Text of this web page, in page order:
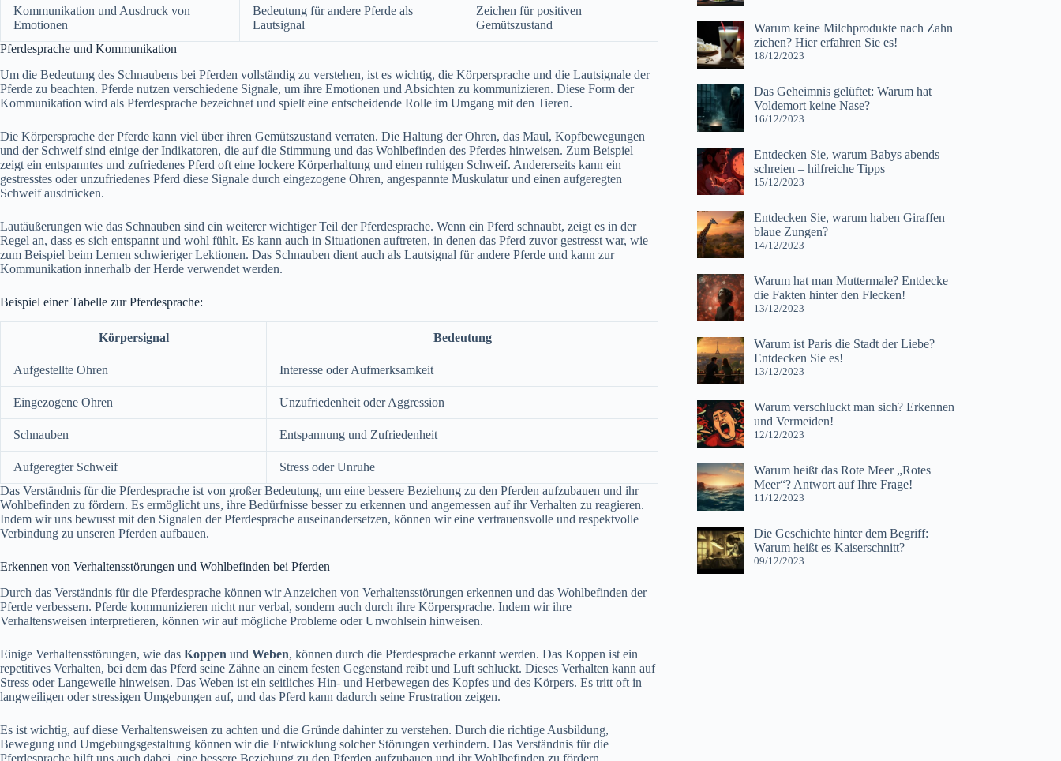
Kommunikation und Ausdruck von
Emotionen
Bedeutung für andere Pferde als
Lautsignal
Zeichen für positiven
Gemütszustand
Pferdesprache und Kommunikation
Um die Bedeutung des Schnaubens bei Pferden vollständig zu verstehen, ist es wichtig, die Körpersprache und die Lautsignale der
Pferde zu beachten. Pferde nutzen verschiedene Signale, um ihre Emotionen und Absichten zu kommunizieren. Diese Form der
Kommunikation wird als Pferdesprache bezeichnet und spielt eine entscheidende Rolle im Umgang mit den Tieren.
Die Körpersprache der Pferde kann viel über ihren Gemütszustand verraten. Die Haltung der Ohren, das Maul, Kopfbewegungen
und der Schweif sind einige der Indikatoren, die auf die Stimmung und das Wohlbefinden des Pferdes hinweisen. Zum Beispiel
zeigt ein entspanntes und zufriedenes Pferd oft eine lockere Körperhaltung und einen ruhigen Schweif. Andererseits kann ein
gestresstes oder unzufriedenes Pferd diese Signale durch eingezogene Ohren, angespannte Muskulatur und einen aufgeregten
Schweif ausdrücken.
Lautäußerungen wie das Schnauben sind ein weiterer wichtiger Teil der Pferdesprache. Wenn ein Pferd schnaubt, zeigt es in der
Regel an, dass es sich entspannt und wohl fühlt. Es kann auch in Situationen auftreten, in denen das Pferd zuvor gestresst war, wie
zum Beispiel beim Lernen schwieriger Lektionen. Das Schnauben dient auch als Lautsignal für andere Pferde und kann zur
Kommunikation innerhalb der Herde verwendet werden.
Beispiel einer Tabelle zur Pferdesprache:
Körpersignal Bedeutung
Aufgestellte Ohren Interesse oder Aufmerksamkeit
Eingezogene Ohren Unzufriedenheit oder Aggression
Schnauben Entspannung und Zufriedenheit
Aufgeregter Schweif
Stress oder Unruhe
Das Verständnis für die Pferdesprache ist von großer Bedeutung, um eine bessere Beziehung zu den Pferden aufzubauen und ihr
Wohlbefinden zu fördern. Es ermöglicht uns, ihre Bedürfnisse besser zu erkennen und angemessen auf ihr Verhalten zu reagieren.
Indem wir uns bewusst mit den Signalen der Pferdesprache auseinandersetzen, können wir eine vertrauensvolle und respektvolle
Verbindung zu unseren Pferden aufbauen.
Erkennen von Verhaltensstörungen und Wohlbefinden bei Pferden
Durch das Verständnis für die Pferdesprache können wir Anzeichen von Verhaltensstörungen erkennen und das Wohlbefinden der
Pferde verbessern. Pferde kommunizieren nicht nur verbal, sondern auch durch ihre Körpersprache. Indem wir ihre
Verhaltensweisen interpretieren, können wir auf mögliche Probleme oder Unwohlsein hinweisen.
Einige Verhaltensstörungen, wie das Koppen und Weben, können durch die Pferdesprache erkannt werden. Das Koppen ist ein
repetitives Verhalten, bei dem das Pferd seine Zähne an einem festen Gegenstand reibt und Luft schluckt. Dieses Verhalten kann auf
Stress oder Langeweile hinweisen. Das Weben ist ein seitliches Hin- und Herbewegen des Kopfes und des Körpers. Es tritt oft in
langweiligen oder stressigen Umgebungen auf, und das Pferd kann dadurch seine Frustration zeigen.
Es ist wichtig, auf diese Verhaltensweisen zu achten und die Gründe dahinter zu verstehen. Durch die richtige Ausbildung,
Bewegung und Umgebungsgestaltung können wir die Entwicklung solcher Störungen verhindern. Das Verständnis für die
Pferdesprache hilft uns auch dabei, eine bessere Beziehung zu den Pferden aufzubauen und ihr Wohlbefinden zu fördern.
Warum keine Milchprodukte nach Zahn
ziehen? Hier erfahren Sie es!
18/12/2023
Das Geheimnis gelüftet: Warum hat
Voldemort keine Nase?
16/12/2023
Entdecken Sie, warum Babys abends
schreien – hilfreiche Tipps
15/12/2023
Entdecken Sie, warum haben Giraffen
blaue Zungen?
14/12/2023
Warum hat man Muttermale? Entdecke
die Fakten hinter den Flecken!
13/12/2023
Warum ist Paris die Stadt der Liebe?
Entdecken Sie es!
13/12/2023
Warum verschluckt man sich? Erkennen
und Vermeiden!
12/12/2023
Warum heißt das Rote Meer „Rotes
Meer“? Antwort auf Ihre Frage!
11/12/2023
Die Geschichte hinter dem Begriff:
Warum heißt es Kaiserschnitt?
09/12/2023